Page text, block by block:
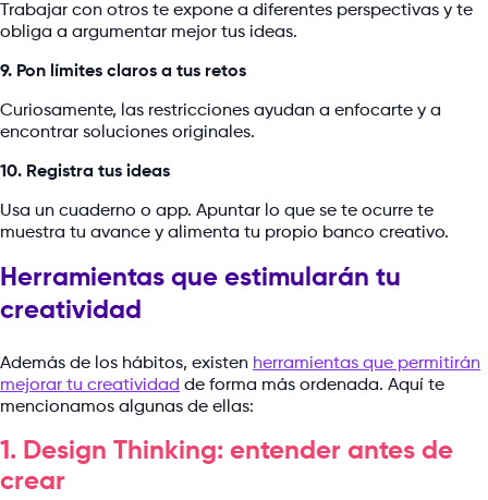
Trabajar con otros te expone a diferentes perspectivas y te
obliga a argumentar mejor tus ideas.
9. Pon límites claros a tus retos
Curiosamente, las restricciones ayudan a enfocarte y a
encontrar soluciones originales.
10. Registra tus ideas
Usa un cuaderno o app. Apuntar lo que se te ocurre te
muestra tu avance y alimenta tu propio banco creativo.
Herramientas que estimularán tu
creatividad
Además de los hábitos, existen herramientas que permitirán
mejorar tu creatividad de forma más ordenada. Aquí te
mencionamos algunas de ellas:
1. Design Thinking: entender antes de
crear